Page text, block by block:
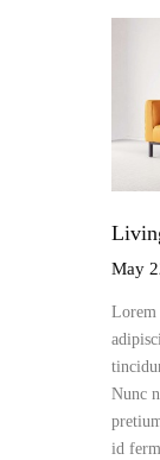
May
Lorem
Nunc
id